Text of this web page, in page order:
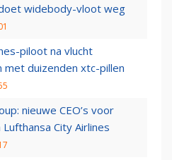
widebody-vloot weg
piloot na vlucht
met duizenden xtc-pillen
nieuwe CEO’s voor
City Airlines